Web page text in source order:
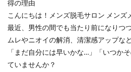
得の理由
こんにちは！メンズ脱毛サロン メンズ
最近、男性の間でも当たり前になりつ
ムレやニオイの解消、清潔感アップな
「まだ自分には早いかな…」「いつか
ていませんか？